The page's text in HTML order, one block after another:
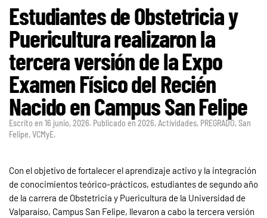
Estudiantes de Obstetricia y
Puericultura realizaron la
tercera versión de la Expo
Examen Físico del Recién
Nacido en Campus San Felipe
Escrito en 16 junio, 2026. Publicado en 2026,Actividades, PREGRADO,San
Felipe,VCMyE.
Con el objetivo de fortalecer el aprendizaje activo y la integración
de conocimientos teórico-prácticos, estudiantes de segundo año
de la carrera de Obstetricia y Puericultura de la Universidad de
Valparaíso, Campus San Felipe, llevaron a cabo la tercera versión